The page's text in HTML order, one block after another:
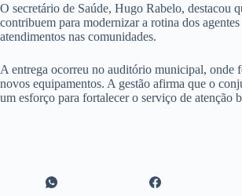
O secretário de Saúde, Hugo Rabelo, destacou
contribuem para modernizar a rotina dos
atendimentos nas comunidades.
A entrega ocorreu no auditório municipal, onde
novos equipamentos. A gestão afirma que o
um esforço para fortalecer o serviço de atenção